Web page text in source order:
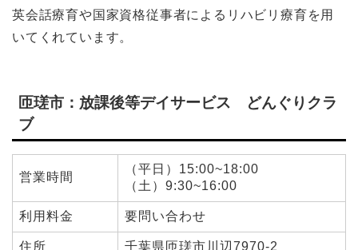
英会話療育や国家資格従事者によるリハビリ療育を用
いてくれています。
匝瑳市：放課後等デイサービス どんぐりクラ
ブ
営業時間
（平日）15:00~18:00
（土）9:30~16:00
利用料金 要問い合わせ
住所 千葉県匝瑳市川辺7970‐2